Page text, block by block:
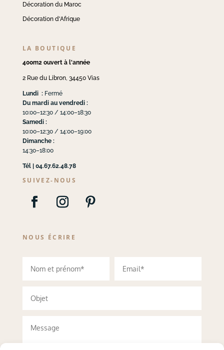
Décoration du Maroc
Décoration d'Afrique
LA BOUTIQUE
400m2 ouvert à l'année
2 Rue du Libron, 34450 Vias
Lundi :Fermé
Du mardi au vendredi :
10:00–12:30 / 14:00–18:30
Samedi :
10:00–12:30 / 14:00–19:00
Dimanche :
14:30–18:00
Tél | 04.67.62.48.78
SUIVEZ-NOUS
NOUS ÉCRIRE